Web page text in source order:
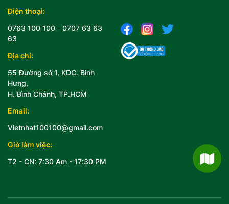
Điện thoại:
0763 100 100 - 0707 63 63
63
Địa chỉ:
55 Đường số 1, KDC. Bình
Hưng,
H. Bình Chánh, TP.HCM
Email:
Vietnhat100100@gmail.com
Giờ làm việc:
T2 - CN: 7:30 Am - 17:30 PM